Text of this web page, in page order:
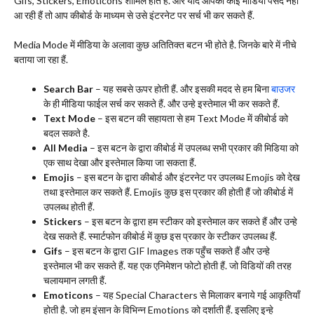
आ रही हैं तो आप कीबोर्ड के माध्यम से उसे इंटरनेट पर सर्च भी कर सकते हैं.
Media Mode में मीडिया के अलावा कुछ अतितिक्त बटन भी होते है. जिनके बारे में नीचे
बताया जा रहा हैं.
Search Bar – यह सबसे ऊपर होती हैं. और इसकी मदद से हम बिनाबाउजर
के ही मीडिया फाईल सर्च कर सकते हैं. और उन्हे इस्तेमाल भी कर सकते हैं.
Text Mode – इस बटन की सहायता से हम Text Mode में कीबोर्ड को
बदल सकते है.
All Media – इस बटन के द्वारा कीबोर्ड में उपलब्ध सभी प्रकार की मिडिया को
एक साथ देखा और इस्तेमाल किया जा सकता हैं.
Emojis – इस बटन के द्वारा कीबोर्ड और इंटरनेट पर उपलब्ध Emojis को देख
तथा इस्तेमाल कर सकते हैं. Emojis कुछ इस प्रकार की होती हैं जो कीबोर्ड में
उपलब्ध होती हैं.
Stickers – इस बटन के द्वारा हम स्टीकर को इस्तेमाल कर सकते हैं और उन्हे
देख सकते हैं. स्मार्टफोन कीबोर्ड में कुछ इस प्रकार के स्टीकर उपलब्ध हैं.
Gifs – इस बटन के द्वारा GIF Images तक पहुँच सकते हैं और उन्हे
इस्तेमाल भी कर सकते हैं. यह एक एनिमेशन फोटो होती हैं. जो विडियों की तरह
चलायमान लगती हैं.
Emoticons – यह Special Characters से मिलाकर बनाये गई आकृतियाँ
होती है. जो हम इंसान के विभिन्न Emotions को दर्शाती हैं. इसलिए इन्हे